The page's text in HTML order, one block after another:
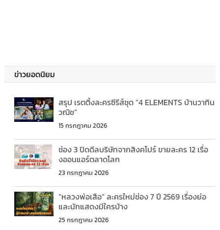
ข่าวยอดนิยม
สรุป เรตติ้งละครซีรีส์ชุด “4 ELEMENTS บ้านวาทิน
วณิช”
15 กรกฎาคม 2026
ช่อง 3 ปิดดีลบริษัทจากสิงคโปร์ ขายละคร 12 เรื่อ
งออนแอร์ตลาดโลก
23 กรกฎาคม 2026
“หลวงพ่อเสือ” ละครใหม่ช่อง 7 ปี 2569 เรื่องย่อ
และนักแสดงมีใครบ้าง
25 กรกฎาคม 2026